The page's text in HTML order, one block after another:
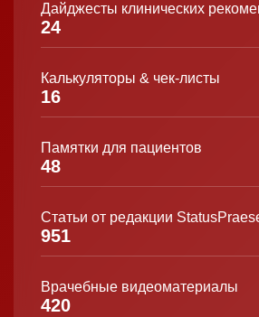
Дайджесты клинических
24
Калькуляторы & чек-листы
16
Памятки для пациентов
48
Статьи от редакции
951
Врачебные видеоматериалы
420